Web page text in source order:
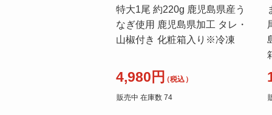
特大1尾 約220g 鹿児島県産う
なぎ使用 鹿児島県加工 タレ・
山椒付き 化粧箱入り※冷凍
4,980円（税込）
販売中 在庫数 74